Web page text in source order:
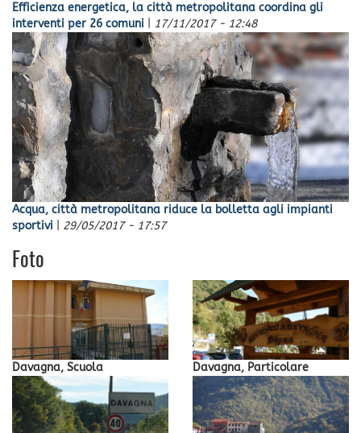
Efficienza energetica, la città metropolitana coordina gli
interventi per 26 comuni
17/11/2017 - 12:48
Acqua, città metropolitana riduce la bolletta agli impianti
sportivi
29/05/2017 - 17:57
Foto
Davagna, Scuola Davagna, Particolare